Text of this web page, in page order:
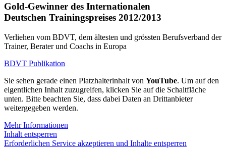
Gold-Gewinner des Internationalen
Deutschen Trainingspreises 2012/2013
Verliehen vom BDVT, dem ältesten und grössten Berufsverband der
Trainer, Berater und Coachs in Europa
BDVT Publikation
Sie sehen gerade einen Platzhalterinhalt von YouTube. Um auf den
eigentlichen Inhalt zuzugreifen, klicken Sie auf die Schaltfläche
unten. Bitte beachten Sie, dass dabei Daten an Drittanbieter
weitergegeben werden.
Mehr Informationen
Inhalt entsperren
Erforderlichen Service akzeptieren und Inhalte entsperren